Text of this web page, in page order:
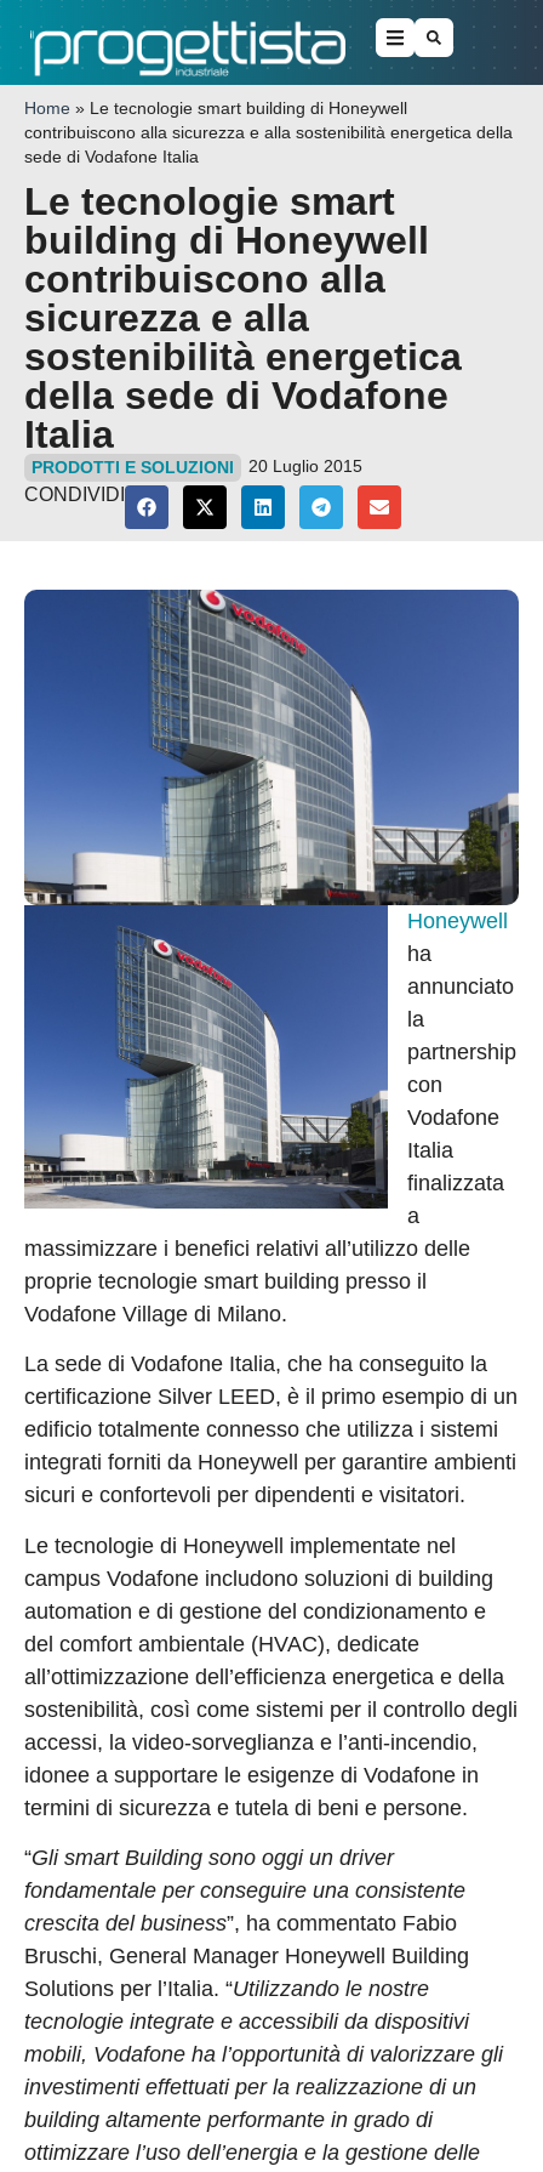
Home » Le tecnologie smart building di Honeywell
contribuiscono alla sicurezza e alla sostenibilità energetica della
sede di Vodafone Italia
Le tecnologie smart
building di Honeywell
contribuiscono alla
sicurezza e alla
sostenibilità energetica
della sede di Vodafone
Italia
PRODOTTI E SOLUZIONI 20 Luglio 2015
CONDIVIDI
Honeywell
ha
annunciato
la
partnership
con
Vodafone
Italia
finalizzata
a
massimizzare i benefici relativi all’utilizzo delle
proprie tecnologie smart building presso il
Vodafone Village di Milano.
La sede di Vodafone Italia, che ha conseguito la
certificazione Silver LEED, è il primo esempio di un
edificio totalmente connesso che utilizza i sistemi
integrati forniti da Honeywell per garantire ambienti
sicuri e confortevoli per dipendenti e visitatori.
Le tecnologie di Honeywell implementate nel
campus Vodafone includono soluzioni di building
automation e di gestione del condizionamento e
del comfort ambientale (HVAC), dedicate
all’ottimizzazione dell’efficienza energetica e della
sostenibilità, così come sistemi per il controllo degli
accessi, la video-sorveglianza e l’anti-incendio,
idonee a supportare le esigenze di Vodafone in
termini di sicurezza e tutela di beni e persone.
“Gli smart Building sono oggi un driver
fondamentale per conseguire una consistente
crescita del business”, ha commentato Fabio
Bruschi, General Manager Honeywell Building
Solutions per l’Italia. “Utilizzando le nostre
tecnologie integrate e accessibili da dispositivi
mobili, Vodafone ha l’opportunità di valorizzare gli
investimenti effettuati per la realizzazione di un
building altamente performante in grado di
ottimizzare l’uso dell’energia e la gestione delle